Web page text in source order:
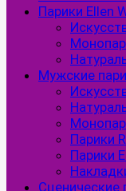
Парики Ellen
Мужские
Парики
Парики
Сценические